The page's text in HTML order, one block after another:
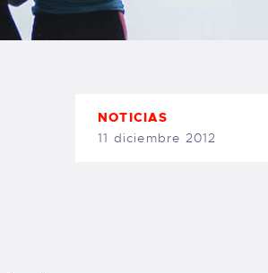
TIENDA FAMILY SURFERS
WEBCAM SALINAS
NOTICIAS
11 diciembre 2012